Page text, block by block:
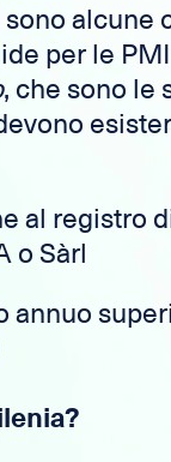
sono alcune
per le
, che sono le
al registro
o Sàrl
annuo